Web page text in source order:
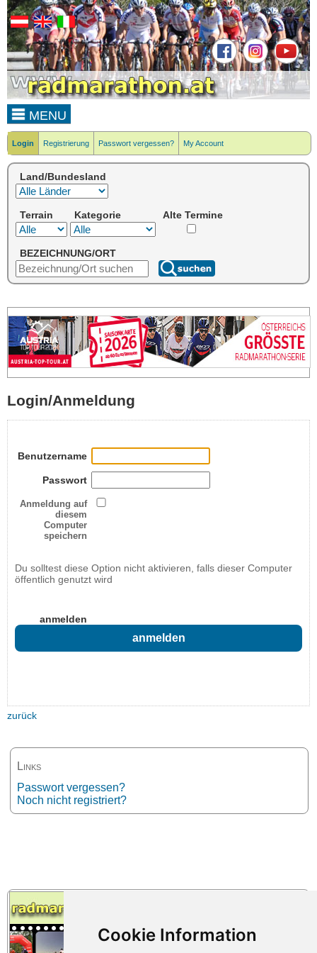
MENU
Login Registrierung Passwort vergessen? My Account
Land/Bundesland
Terrain Kategorie Alte Termine
BEZEICHNUNG/ORT
Login/Anmeldung
Links
Passwort vergessen?
Noch nicht registriert?
Benutzername
Passwort
Anmeldung auf
diesem
Computer
speichern
Du solltest diese Option nicht aktivieren, falls dieser Computer
öffentlich genutzt wird
anmelden
zurück